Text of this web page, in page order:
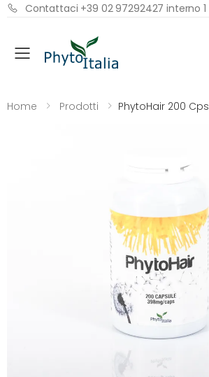
Contattaci +39 02 97292427 interno 1
Menu
Home Prodotti PhytoHair 200 Cps